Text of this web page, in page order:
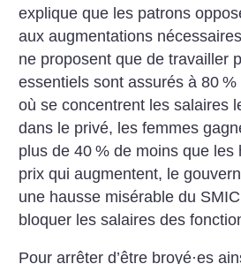
explique que les patrons
aux augmentations
ne proposent que de travailler
essentiels sont assurés à 80 %
où se concentrent les salaires
dans le privé, les femmes
plus de 40 % de moins que les
prix qui augmentent, le
une hausse misérable du
bloquer les salaires des
Pour arrêter d’être broyé·es